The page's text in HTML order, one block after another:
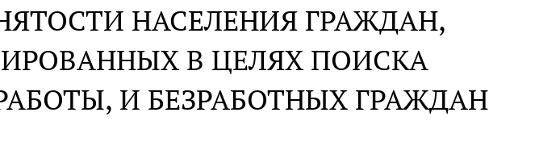
НАСЕЛЕНИЯ ГРАЖДАН,
В ЦЕЛЯХ ПОИСКА
И БЕЗРАБОТНЫХ ГРАЖДАН